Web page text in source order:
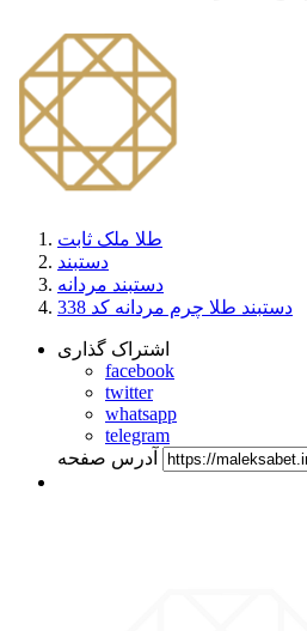
طلا ملک ثابت
دستبند
دستبند مردانه
دستبند طلا چرم مردانه کد 338
اشتراک گذاری
facebook
twitter
whatsapp
telegram
آدرس صفحه